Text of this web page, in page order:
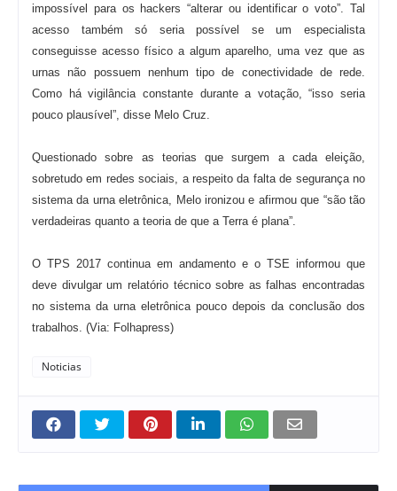
impossível para os hackers “alterar ou identificar o voto”. Tal
acesso também só seria possível se um especialista
conseguisse acesso físico a algum aparelho, uma vez que as
urnas não possuem nenhum tipo de conectividade de rede.
Como há vigilância constante durante a votação, “isso seria
pouco plausível”, disse Melo Cruz.
Questionado sobre as teorias que surgem a cada eleição,
sobretudo em redes sociais, a respeito da falta de segurança no
sistema da urna eletrônica, Melo ironizou e afirmou que “são tão
verdadeiras quanto a teoria de que a Terra é plana”.
O TPS 2017 continua em andamento e o TSE informou que
deve divulgar um relatório técnico sobre as falhas encontradas
no sistema da urna eletrônica pouco depois da conclusão dos
trabalhos. (Via: Folhapress)
Noticias